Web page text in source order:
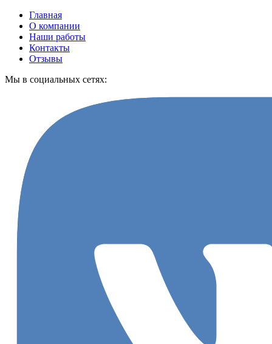
Главная
О компании
Наши работы
Контакты
Отзывы
Мы в социальных сетях: